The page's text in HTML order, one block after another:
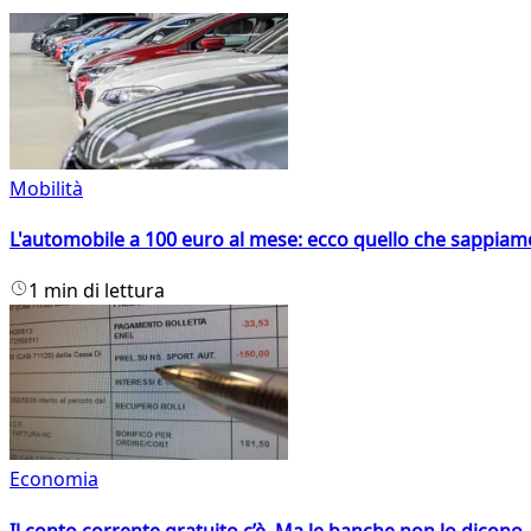
Mobilità
L'automobile a 100 euro al mese: ecco quello che
1 min di lettura
Economia